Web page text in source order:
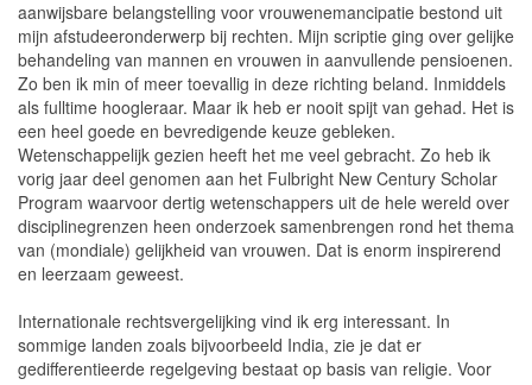
aanwijsbare belangstelling voor vrouwenemancipatie bestond uit
mijn afstudeeronderwerp bij rechten. Mijn scriptie ging over gelijke
behandeling van mannen en vrouwen in aanvullende pensioenen.
Zo ben ik min of meer toevallig in deze richting beland. Inmiddels
als fulltime hoogleraar. Maar ik heb er nooit spijt van gehad. Het is
een heel goede en bevredigende keuze gebleken.
Wetenschappelijk gezien heeft het me veel gebracht. Zo heb ik
vorig jaar deel genomen aan het Fulbright New Century Scholar
Program waarvoor dertig wetenschappers uit de hele wereld over
disciplinegrenzen heen onderzoek samenbrengen rond het thema
van (mondiale) gelijkheid van vrouwen. Dat is enorm inspirerend
en leerzaam geweest.
Internationale rechtsvergelijking vind ik erg interessant. In
sommige landen zoals bijvoorbeeld India, zie je dat er
gedifferentieerde regelgeving bestaat op basis van religie. Voor